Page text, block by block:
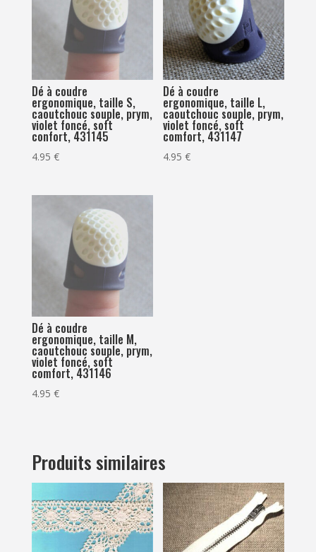
Dé à coudre
ergonomique, taille S,
caoutchouc souple, prym,
violet foncé, soft
confort, 431145
4.95 €
Dé à coudre
ergonomique, taille L,
caoutchouc souple, prym,
violet foncé, soft
comfort, 431147
4.95€
Dé à coudre
ergonomique, taille M,
caoutchouc souple, prym,
violet foncé, soft
comfort, 431146
4.95 €
Produits similaires